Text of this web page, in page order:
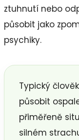
ztuhnutí nebo
působit jako
psychiky.
Typický
působit
přiměřeně
silném